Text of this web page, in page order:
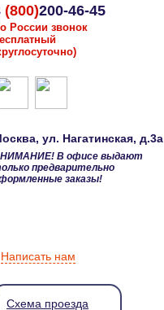
(800)200-46-45
России звонок
, ул. Нагатинская, д.3а
В офисе выдают
предварительно
заказы!
Написать нам
Схема проезда